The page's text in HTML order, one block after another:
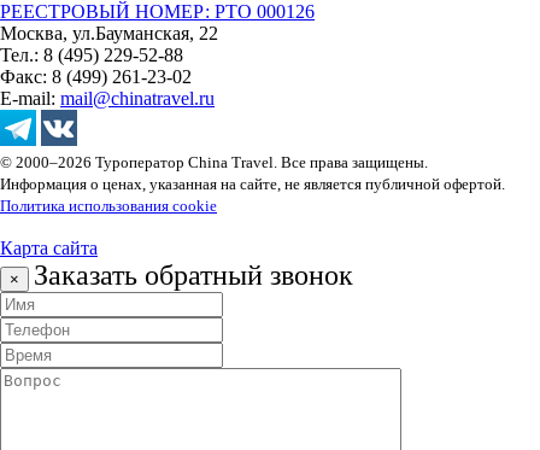
РЕЕСТРОВЫЙ НОМЕР: РТО 000126
Москва, ул.Бауманская, 22
Тел.: 8 (495) 229-52-88
Факс: 8 (499) 261-23-02
E-mail: mail@chinatravel.ru
© 2000–2026 Туроператор China Travel. Все права защищены.
Информация о ценах, указанная на сайте, не является публичной офертой.
Политика использования cookie
Карта сайта
× Заказать обратный звонок